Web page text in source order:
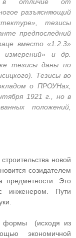
разъясняющий
тезисы
предпоследний
вместо «1.2.3»
и др.
тезисы даны по
Тезисы во
о ПРОУНах,
1921 г., но в
положений,
новой
созидателем
Это
инженером. Пути
формы (исходя из
экономичной